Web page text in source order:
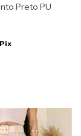
Preto PU
Pix